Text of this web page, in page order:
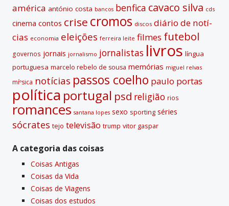
américa antónio costa bancos benfica cavaco silva cds
cinema contos crise cromos discos diário de notí­
cias economia eleições ferreira leite filmes futebol
governos jornais jornalismo jornalistas livros lí­ngua
portuguesa marcelo rebelo de sousa memórias miguel relvas
míºsica notí­cias passos coelho paulo portas
polí­tica portugal psd religião rios
romances santana lopes sexo sporting séries
sócrates tejo televisão trump vitor gaspar
A categoria das coisas
Coisas Antigas
Coisas da Vida
Coisas de Viagens
Coisas dos estudos